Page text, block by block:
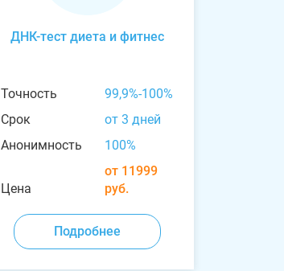
ДНК-тест диета и фитнес
Точность
99,9%-100%
Срок
от 3 дней
Анонимность
100%
Цена
от 11999
руб.
Подробнее